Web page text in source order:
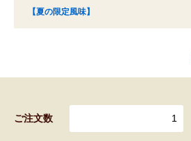
【夏の限定風味】
ご注文数